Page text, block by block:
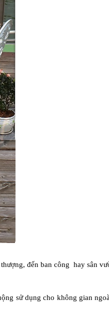
đến ban công hay sân
sử dụng cho không gian